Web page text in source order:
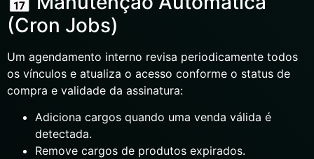
(Cron Jobs)
Um agendamento interno revisa periodicamente todos
os vínculos e atualiza o acesso conforme o status de
compra e validade da assinatura:
Adiciona cargos quando uma venda válida é
detectada.
Remove cargos de produtos expirados.